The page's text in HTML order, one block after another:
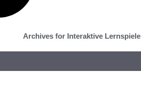
Archives for Interaktive Lernspiele